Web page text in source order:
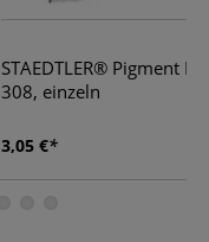
STAEDTLER® Pigment
308, einzeln
3,05 €